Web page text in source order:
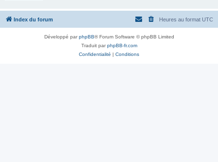
Index du forum Heures au format UTC
Développé parphpBB® Forum Software © phpBB Limited
Traduit parphpBB-fr.com
Confidentialité | Conditions